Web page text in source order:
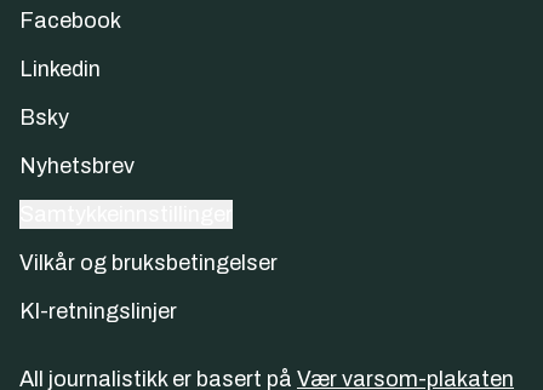
Facebook
Linkedin
Bsky
Nyhetsbrev
Vilkår og bruksbetingelser
KI-retningslinjer
All journalistikk er basert på Vær varsom-plakaten